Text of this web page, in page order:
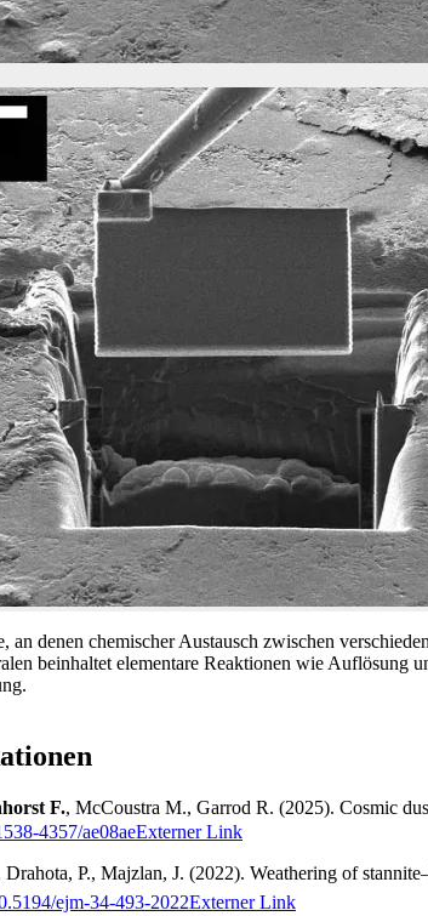
an denen chemischer Austausch zwischen
beinhaltet elementare Reaktionen wie Auflösung
F., McCoustra M., Garrod R. (2025). Cosmic
4357/ae08aeExterner Link
Drahota, P., Majzlan, J. (2022). Weathering of
ejm-34-493-2022Externer Link